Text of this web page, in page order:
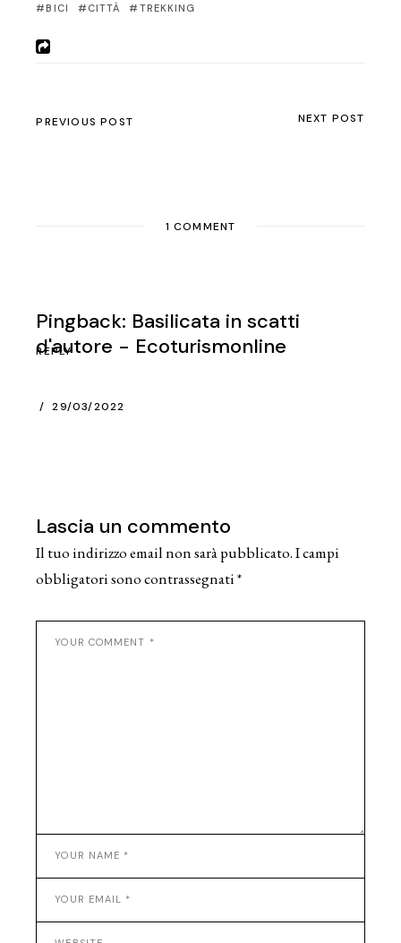
BICI CITTÀ TREKKING
PREVIOUS POST NEXT POST
1 COMMENT
Pingback: Basilicata in scatti
d'autore - Ecoturismonline
29/03/2022
REPLY
Lascia un commento
Il tuo indirizzo email non sarà pubblicato.I campi
obbligatori sono contrassegnati*